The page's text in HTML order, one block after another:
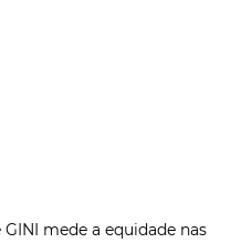
mede a equidade nas